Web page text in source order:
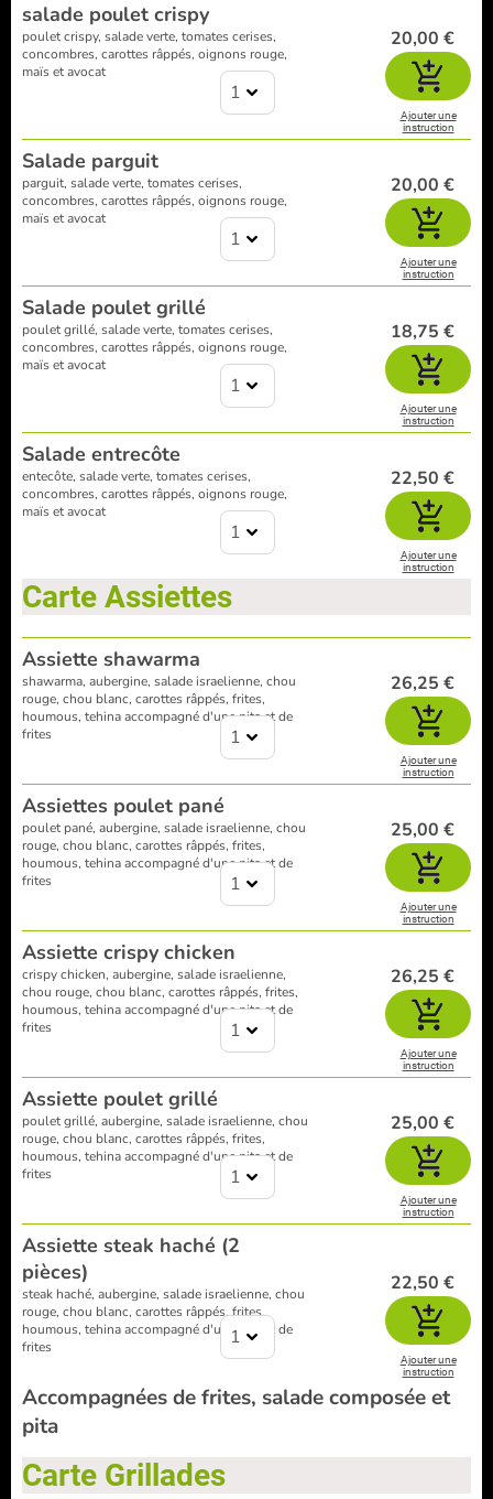
salade poulet crispy
poulet crispy, salade verte, tomates cerises,
concombres, carottes râppés, oignons rouge,
maïs et avocat
1
20,00 €
Ajouter une
instruction
Salade parguit
parguit, salade verte, tomates cerises,
concombres, carottes râppés, oignons rouge,
maïs et avocat
1
20,00 €
Ajouter une
instruction
Salade poulet grillé
poulet grillé, salade verte, tomates cerises,
concombres, carottes râppés, oignons rouge,
maïs et avocat
1
18,75 €
Ajouter une
instruction
Salade entrecôte
entecôte, salade verte, tomates cerises,
concombres, carottes râppés, oignons rouge,
maïs et avocat
1
22,50 €
Ajouter une
instruction
Carte Assiettes
Assiette shawarma
shawarma, aubergine, salade israelienne, chou
rouge, chou blanc, carottes râppés, frites,
houmous, tehina accompagné d'une pita et de
frites
1
26,25 €
Ajouter une
instruction
Assiettes poulet pané
poulet pané, aubergine, salade israelienne, chou
rouge, chou blanc, carottes râppés, frites,
houmous, tehina accompagné d'une pita et de
frites
1
25,00 €
Ajouter une
instruction
Assiette crispy chicken
crispy chicken, aubergine, salade israelienne,
chou rouge, chou blanc, carottes râppés, frites,
houmous, tehina accompagné d'une pita et de
frites
1
26,25 €
Ajouter une
instruction
Assiette poulet grillé
poulet grillé, aubergine, salade israelienne, chou
rouge, chou blanc, carottes râppés, frites,
houmous, tehina accompagné d'une pita et de
frites
1
25,00 €
Ajouter une
instruction
Assiette steak haché (2
pièces)
steak haché, aubergine, salade israelienne, chou
rouge, chou blanc, carottes râppés, frites,
houmous, tehina accompagné d'une pita et de
frites
1
22,50 €
Ajouter une
instruction
Accompagnées de frites, salade composée et
pita
Carte Grillades